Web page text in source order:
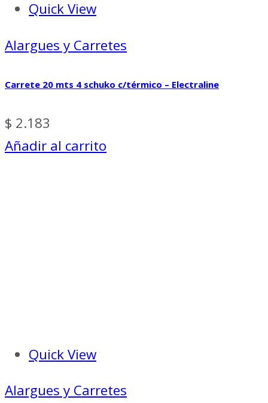
Quick View
Alargues y Carretes
Carrete 20 mts 4 schuko c/térmico – Electraline
$ 2.183
Añadir al carrito
Quick View
Alargues y Carretes